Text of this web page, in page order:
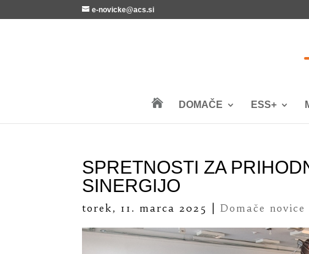
e-novicke@acs.si
 DOMAČE ESS+
SPRETNOSTI ZA
SINERGIJO
torek, 11. marca 2025 |Domače novice